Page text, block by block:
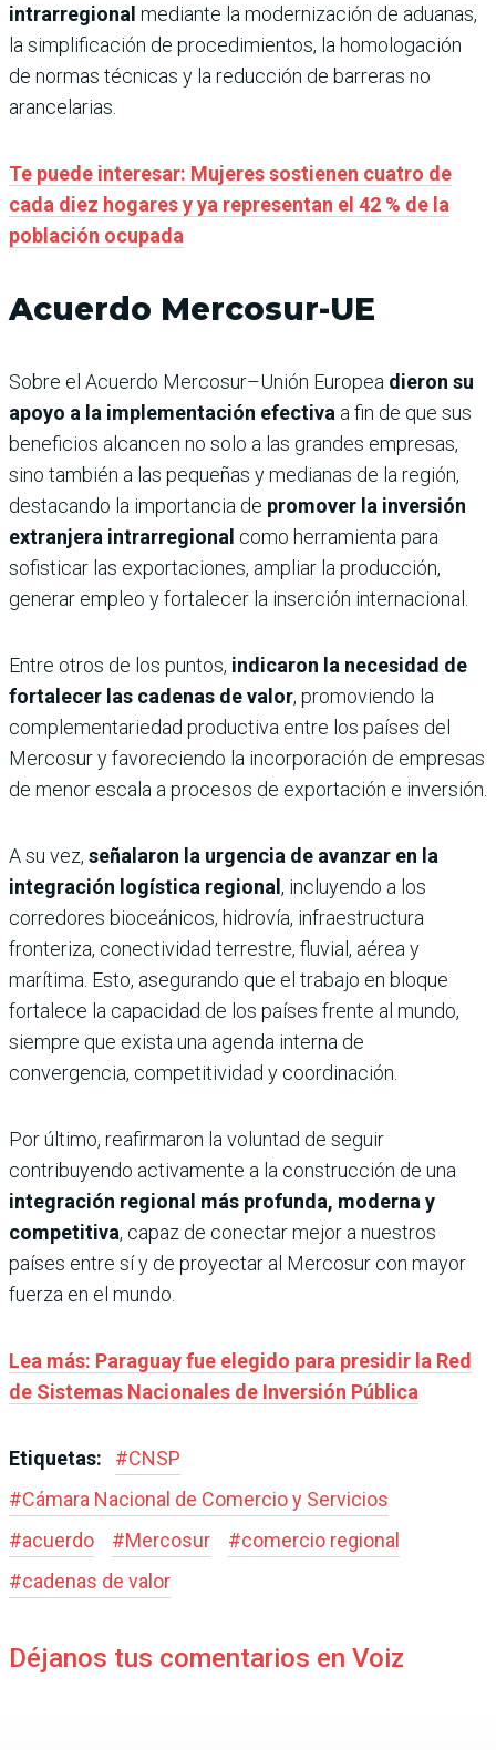
intrarregional mediante la modernización de aduanas,
la simplificación de procedimientos, la homologación
de normas técnicas y la reducción de barreras no
arancelarias.
Te puede interesar: Mujeres sostienen cuatro de
cada diez hogares y ya representan el 42 % de la
población ocupada
Acuerdo Mercosur-UE
Sobre el Acuerdo Mercosur–Unión Europea dieron su
apoyo a la implementación efectiva a fin de que sus
beneficios alcancen no solo a las grandes empresas,
sino también a las pequeñas y medianas de la región,
destacando la importancia de promover la inversión
extranjera intrarregional como herramienta para
sofisticar las exportaciones, ampliar la producción,
generar empleo y fortalecer la inserción internacional.
Entre otros de los puntos, indicaron la necesidad de
fortalecer las cadenas de valor, promoviendo la
complementariedad productiva entre los países del
Mercosur y favoreciendo la incorporación de empresas
de menor escala a procesos de exportación e inversión.
A su vez, señalaron la urgencia de avanzar en la
integración logística regional , incluyendo a los
corredores bioceánicos, hidrovía, infraestructura
fronteriza, conectividad terrestre, fluvial, aérea y
marítima. Esto, asegurando que el trabajo en bloque
fortalece la capacidad de los países frente al mundo,
siempre que exista una agenda interna de
convergencia, competitividad y coordinación.
Por último, reafirmaron la voluntad de seguir
contribuyendo activamente a la construcción de una
integración regional más profunda, moderna y
competitiva, capaz de conectar mejor a nuestros
países entre sí y de proyectar al Mercosur con mayor
fuerza en el mundo.
Lea más: Paraguay fue elegido para presidir la Red
de Sistemas Nacionales de Inversión Pública
Etiquetas: #CNSP
#Cámara Nacional de Comercio y Servicios
#acuerdo #Mercosur #comercio regional
#cadenas de valor
Déjanos tus comentarios en Voiz